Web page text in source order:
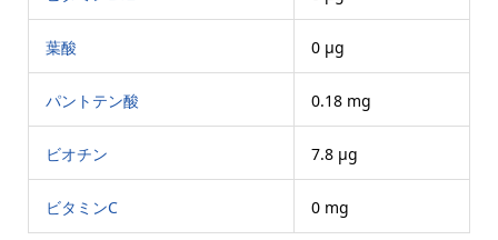
葉酸 0 μg
パントテン酸 0.18 mg
ビオチン 7.8 μg
ビタミンC 0 mg